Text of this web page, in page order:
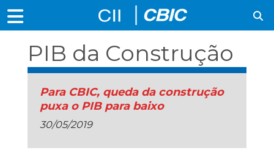
PIB da Construção
Para CBIC, queda da construção
puxa o PIB para baixo
30/05/2019